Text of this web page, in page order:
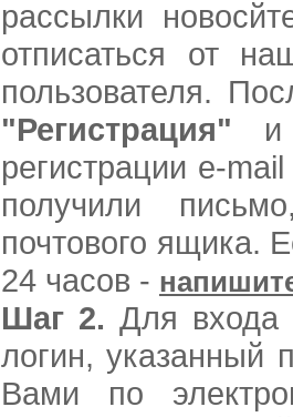
рассылки
отписаться от
пользователя.
"Регистрация" и
регистрации e-
получили
почтового ящика.
24 часов -
Шаг 2. Для входа
логин, указанный
Вами по